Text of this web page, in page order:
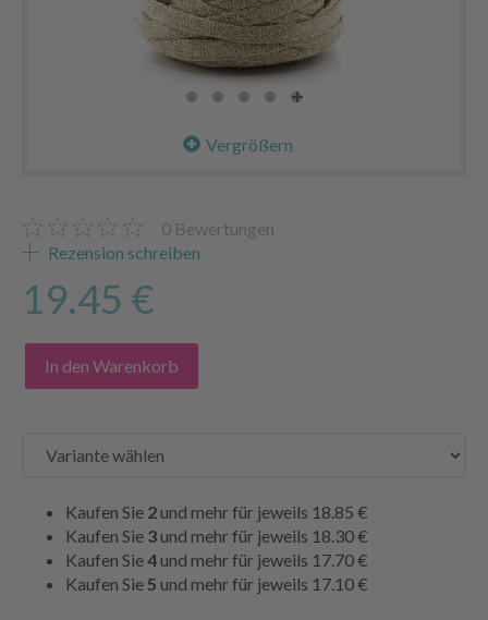
Vergrößern
0 Bewertungen
Rezension schreiben
19.45 €
In den Warenkorb
Kaufen Sie 2und mehr für jeweils 18.85 €
Kaufen Sie 3und mehr für jeweils 18.30 €
Kaufen Sie4und mehr für jeweils 17.70 €
Kaufen Sie 5 und mehr für jeweils 17.10 €